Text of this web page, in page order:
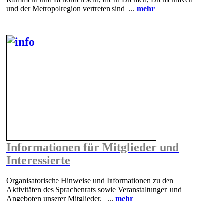
und der Metropolregion vertreten sind ... mehr
Informationen für Mitglieder und
Interessierte
Organisatorische Hinweise und Informationen zu den
Aktivitäten des Sprachenrats sowie Veranstaltungen und
Angeboten unserer Mitglieder. ... mehr